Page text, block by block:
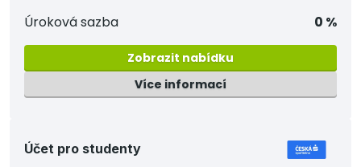
Úroková sazba
0 %
Zobrazit nabídku
Více informací
Účet pro studenty